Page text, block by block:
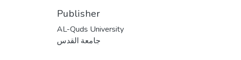
Publisher
AL-Quds University
جامعة القدس